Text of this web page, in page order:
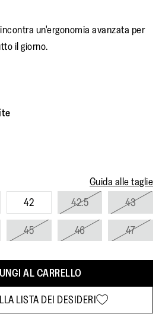
un'ergonomia avanzata per
il giorno.
Guida alle taglie
42 42.5 43
45 46 47
AL CARRELLO
LISTA DEI DESIDERI